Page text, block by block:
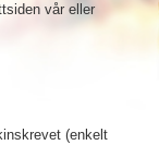
vår eller
(enkelt